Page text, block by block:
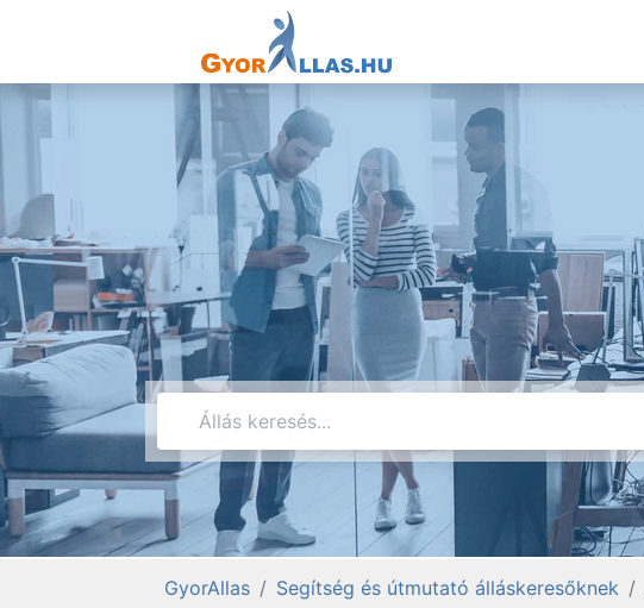
GyorAllas Segítség és útmutató álláskeresőknek